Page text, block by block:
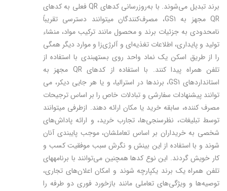
برند تبدیل می‌شوند. با به‌روزرسانی کدهای QR فعلی به کدهای
QR مجهز به GS1، مصرف‌کنندگان می­توانند دسترسی تقریباً
نامحدودی به جزئیات برند و محصول مانند ترکیب مواد، منشاء
تولید و پایداری، اطلاعات تغذیه‌ای و آلرژی‌زا و موارد دیگر همگی
را از طریق اسکن یک نماد واحد روی بسته­بندی با استفاده از
تلفن همراه پیدا ‌کنند. با استفاده از کدهای QR مجهز به
استانداردهای GS1، برندها در استرالیا، و یا هر جایی دیکر، می
توانند پیشنهادات سفارشی و تبادلات خاص را بر اساس ترجیحات
مصرف کننده، سابقه خرید یا مکان ارائه دهند. ازطرفی می­توانند
توسط تبلیغات، نظرسنجی‌ها، تجارب خرید، و ارائه پاداش‌های
شخصی به خریداران بر اساس تعاملشان، موجب پایبندی آنان
شوند و با استفاده از این بینش و نگرش سبب موفقیت کسب و
کار خویش گردند. این نوع کدها همچنین می‌توانند با برنامه­های
تلفن همراه یک برند یکپارچه شوند و امکان اعلان‌های تجاری،
توصیه‌ها و ویژگی‌های تعاملی مانند بازخورد فوری دو طرفه را